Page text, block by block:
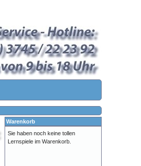
Warenkorb
Sie haben noch keine tollen
Lernspiele im Warenkorb.